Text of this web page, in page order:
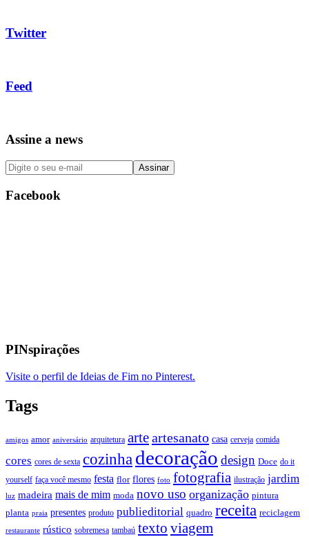
Twitter
Feed
Assine a news
Facebook
PINspirações
Visite o perfil de Ideias de Fim no Pinterest.
Tags
amigos amor aniversário arquitetura arteartesanato casa cerveja comida
cores cores de sexta cozinha decoração design Doce do it
yourself faça você mesmo festa flor flores foto fotografia ilustração jardim
luz madeira mais de mim moda novo uso organização pintura
planta praia presentes produto publieditorial quadro receita reciclagem
restaurante rústico sobremesa tambaú texto viagem